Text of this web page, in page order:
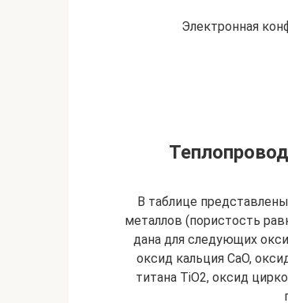
Электронная
В таблице
металлов (пористость
дана для следующих
оксид кальция CaO,
титана TiO2, оксид